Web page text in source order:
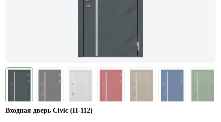
Входная дверь Civic (Н-112)